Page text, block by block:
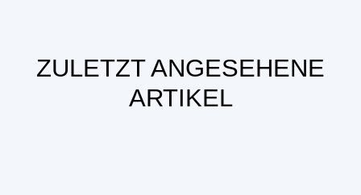
ZULETZT ANGESEHENE
ARTIKEL